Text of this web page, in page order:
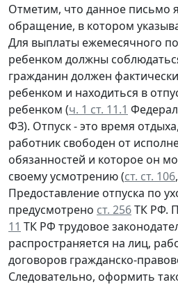
Отметим, что данное письмо
обращение, в котором
Для выплаты ежемесячного
ребенком должны
гражданин должен
ребенком и находиться в
ребенком (ч. 1 ст. 11.1
ФЗ). Отпуск - это время
работник свободен от
обязанностей и которое он
своему усмотрению (ст. ст. 106,
Предоставление отпуска по
предусмотрено ст. 256ТК РФ.
11 ТК РФ трудовое
распространяется на лиц,
договоров гражданско-
Следовательно, оформить